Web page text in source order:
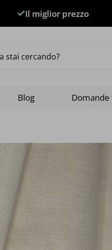
Il miglior prezzo
Blog